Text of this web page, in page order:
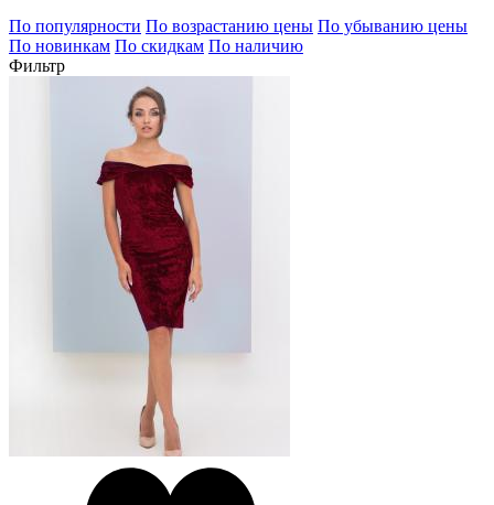
По популярности По возрастанию цены По убыванию цены
По новинкам По скидкам По наличию
Фильтр